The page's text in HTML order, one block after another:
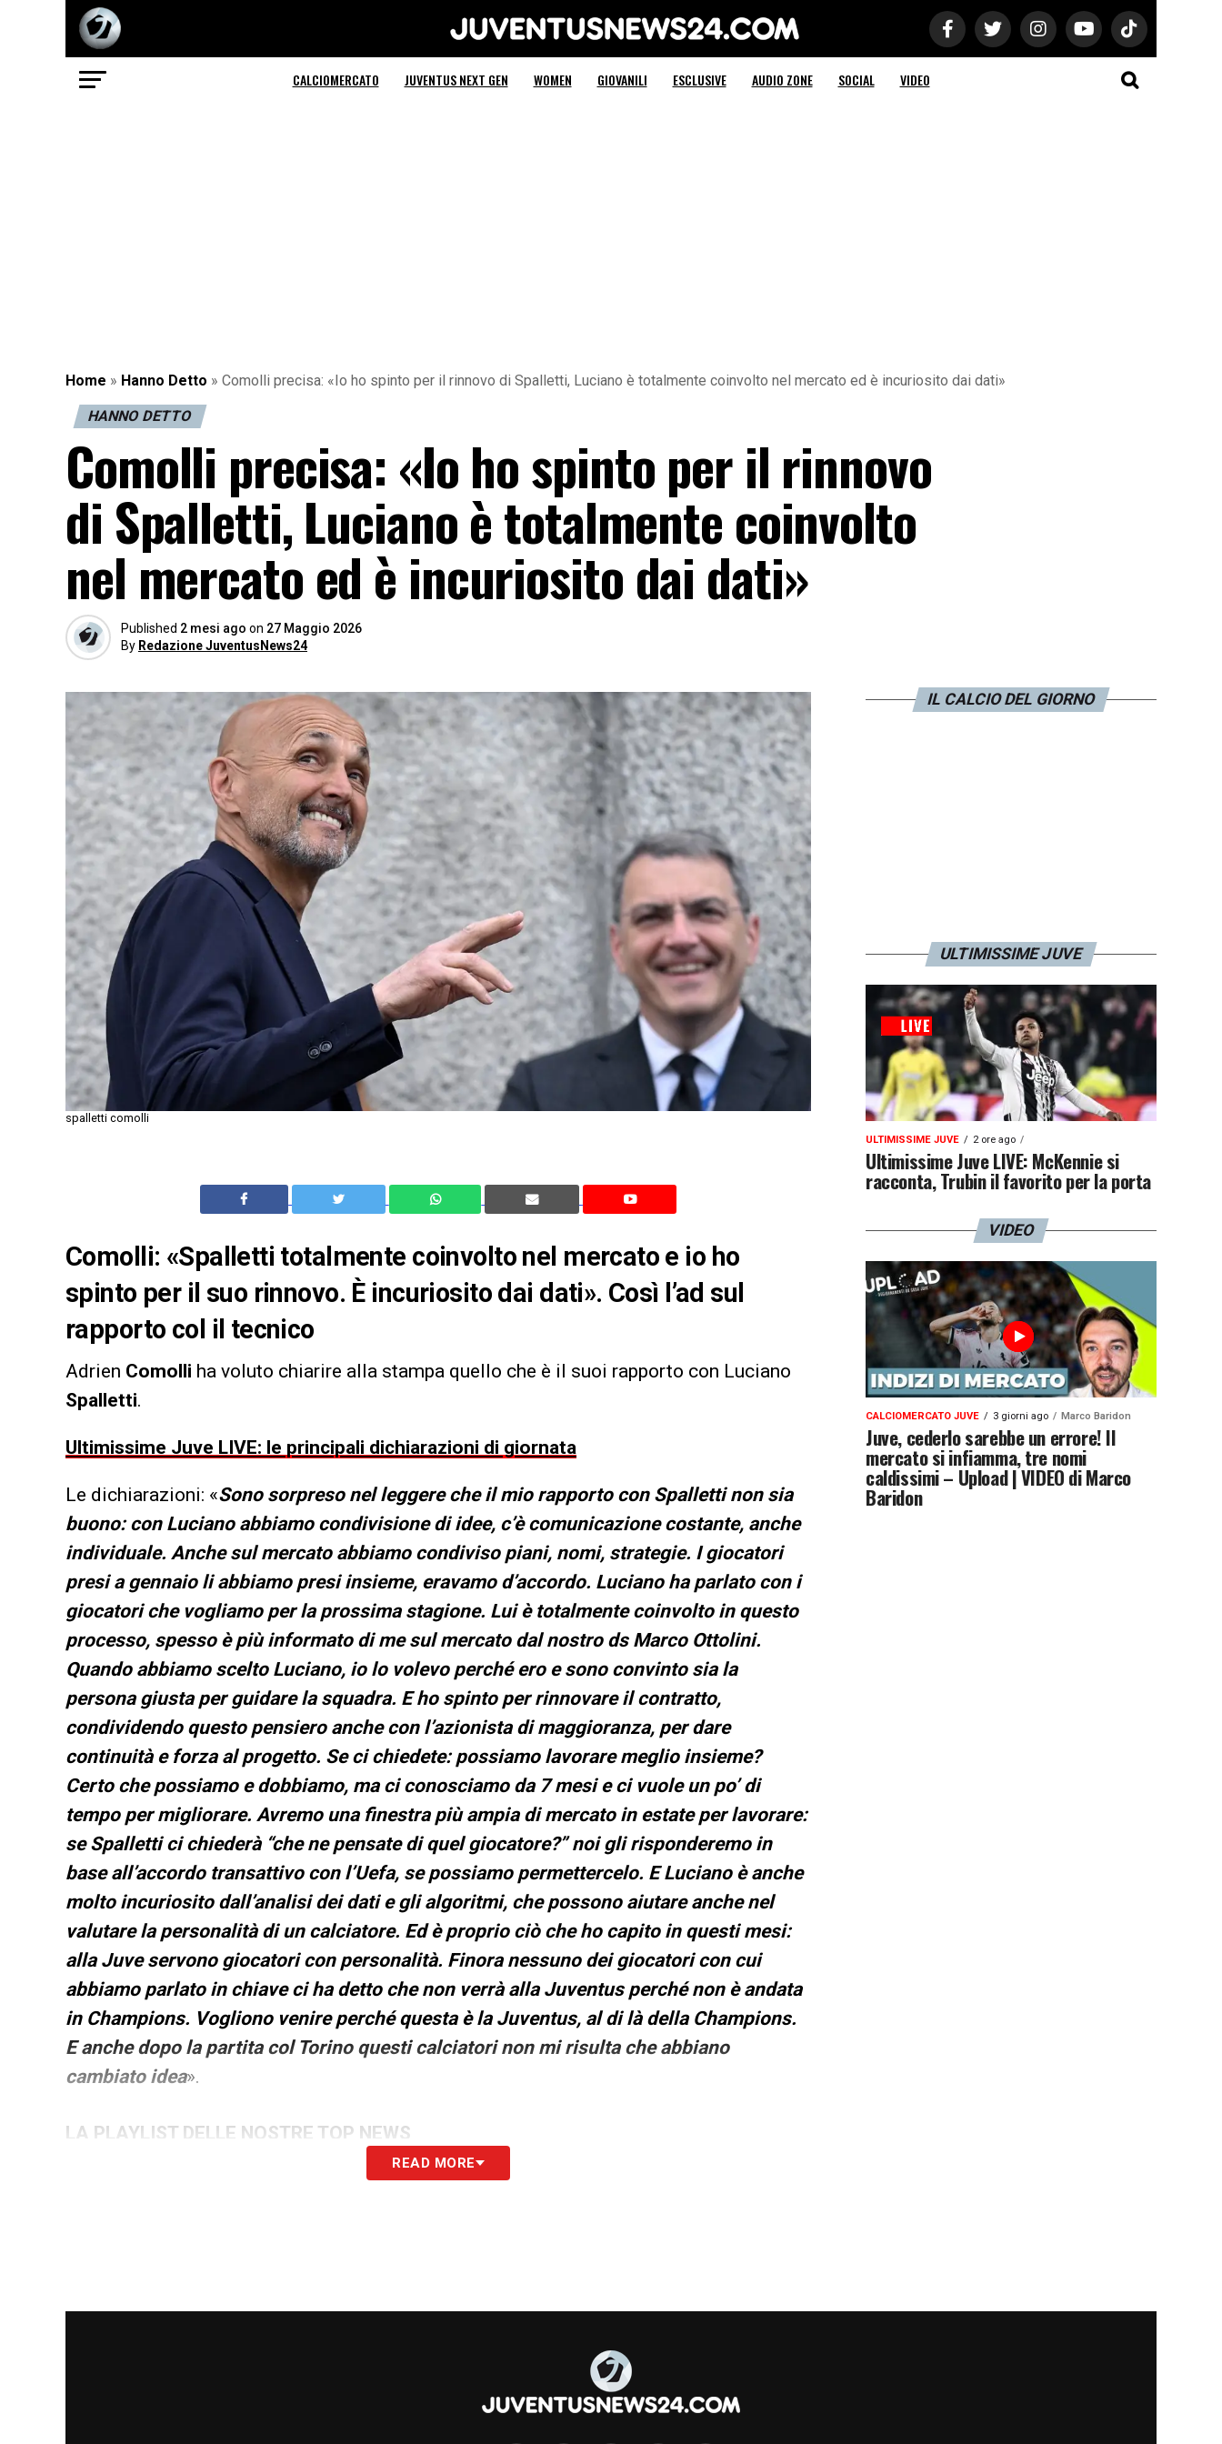
Juventus News 24
CALCIOMERCATO JUVENTUS NEXT GEN WOMEN GIOVANILI ESCLUSIVE AUDIO ZONE SOCIAL VIDEO
Home » Hanno Detto » Comolli precisa: «Io ho spinto per il rinnovo di Spalletti, Luciano è totalmente coinvolto nel mercato ed è incuriosito dai dati»
HANNO DETTO
Comolli precisa: «Io ho spinto per il rinnovo
di Spalletti, Luciano è totalmente coinvolto
nel mercato ed è incuriosito dai dati»
Published 2 mesi ago on 27 Maggio 2026
By Redazione JuventusNews24
spalletti comolli
Comolli: «Spalletti totalmente coinvolto nel mercato e io ho
spinto per il suo rinnovo. È incuriosito dai dati». Così l’ad sul
rapporto col il tecnico
Adrien Comolli ha voluto chiarire alla stampa quello che è il suoi rapporto con Luciano
Spalletti.
Ultimissime Juve LIVE: le principali dichiarazioni di giornata
Le dichiarazioni: «Sono sorpreso nel leggere che il mio rapporto con Spalletti non sia
buono: con Luciano abbiamo condivisione di idee, c’è comunicazione costante, anche
individuale. Anche sul mercato abbiamo condiviso piani, nomi, strategie. I giocatori
presi a gennaio li abbiamo presi insieme, eravamo d’accordo. Luciano ha parlato con i
giocatori che vogliamo per la prossima stagione. Lui è totalmente coinvolto in questo
processo, spesso è più informato di me sul mercato dal nostro ds Marco Ottolini.
Quando abbiamo scelto Luciano, io lo volevo perché ero e sono convinto sia la
persona giusta per guidare la squadra. E ho spinto per rinnovare il contratto,
condividendo questo pensiero anche con l’azionista di maggioranza, per dare
continuità e forza al progetto. Se ci chiedete: possiamo lavorare meglio insieme?
Certo che possiamo e dobbiamo, ma ci conosciamo da 7 mesi e ci vuole un po’ di
tempo per migliorare. Avremo una finestra più ampia di mercato in estate per lavorare:
se Spalletti ci chiederà “che ne pensate di quel giocatore?” noi gli risponderemo in
base all’accordo transattivo con l’Uefa, se possiamo permettercelo. E Luciano è anche
molto incuriosito dall’analisi dei dati e gli algoritmi, che possono aiutare anche nel
valutare la personalità di un calciatore. Ed è proprio ciò che ho capito in questi mesi:
alla Juve servono giocatori con personalità. Finora nessuno dei giocatori con cui
abbiamo parlato in chiave ci ha detto che non verrà alla Juventus perché non è andata
in Champions. Vogliono venire perché questa è la Juventus, al di là della Champions.
E anche dopo la partita col Torino questi calciatori non mi risulta che abbiano
cambiato idea».
LA PLAYLIST DELLE NOSTRE TOP NEWS
READ MORE
IL CALCIO DEL GIORNO
ULTIMISSIME JUVE
ULTIMISSIME JUVE 2 ore ago
Ultimissime Juve LIVE: McKennie si
racconta, Trubin il favorito per la porta
VIDEO
CALCIOMERCATO JUVE 3 giorni ago Marco Baridon
Juve, cederlo sarebbe un errore! Il
mercato si infiamma, tre nomi
caldissimi – Upload | VIDEO di Marco
Baridon